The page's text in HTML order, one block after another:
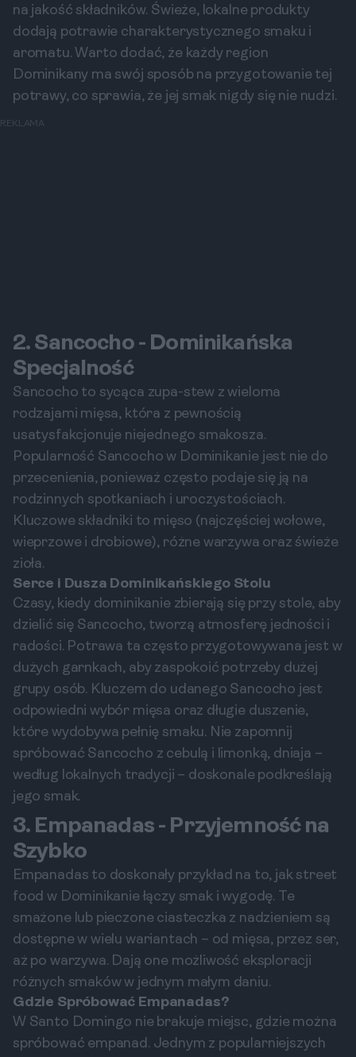
na jakość składników. Świeże, lokalne produkty
dodają potrawie charakterystycznego smaku i
aromatu. Warto dodać, że każdy region
Dominikany ma swój sposób na przygotowanie tej
potrawy, co sprawia, że jej smak nigdy się nie nudzi.
REKLAMA
2. Sancocho - Dominikańska
Specjalność
Sancocho to sycąca zupa-stew z wieloma
rodzajami mięsa, która z pewnością
usatysfakcjonuje niejednego smakosza.
Popularność Sancocho w Dominikanie jest nie do
przecenienia, ponieważ często podaje się ją na
rodzinnych spotkaniach i uroczystościach.
Kluczowe składniki to mięso (najczęściej wołowe,
wieprzowe i drobiowe), różne warzywa oraz świeże
zioła.
Serce i Dusza Dominikańskiego Stolu
Czasy, kiedy dominikanie zbierają się przy stole, aby
dzielić się Sancocho, tworzą atmosferę jedności i
radości. Potrawa ta często przygotowywana jest w
dużych garnkach, aby zaspokoić potrzeby dużej
grupy osób. Kluczem do udanego Sancocho jest
odpowiedni wybór mięsa oraz długie duszenie,
które wydobywa pełnię smaku. Nie zapomnij
spróbować Sancocho z cebulą i limonką, dniaja –
według lokalnych tradycji – doskonale podkreślają
jego smak.
3. Empanadas - Przyjemność na
Szybko
Empanadas to doskonały przykład na to, jak street
food w Dominikanie łączy smak i wygodę. Te
smażone lub pieczone ciasteczka z nadzieniem są
dostępne w wielu wariantach – od mięsa, przez ser,
aż po warzywa. Dają one możliwość eksploracji
różnych smaków w jednym małym daniu.
Gdzie Spróbować Empanadas?
W Santo Domingo nie brakuje miejsc, gdzie można
spróbować empanad. Jednym z popularniejszych